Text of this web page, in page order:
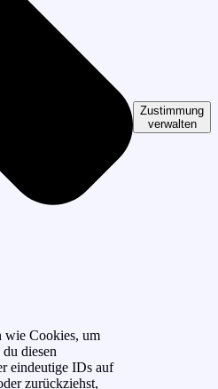
wie Cookies, um
diesen
eindeutige IDs auf
zurückziehst,
Zustimmung
verwalten